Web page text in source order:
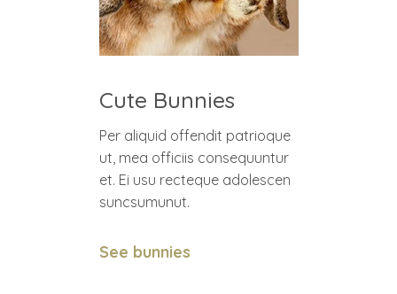
Cute Bunnies
Per aliquid offendit patrioque
ut, mea officiis consequuntur
et. Ei usu recteque adolescen
suncsumunut.
See bunnies